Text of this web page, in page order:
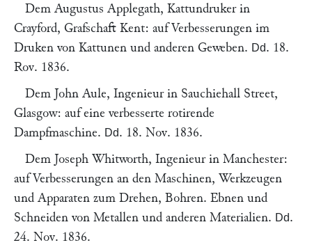
Dem Augustus Applegath, Kattundruker in
Crayford, Grafschaft Kent: auf Verbesserungen im
Druken von Kattunen und anderen Geweben. Dd. 18.
Rov. 1836.
Dem John Aule, Ingenieur in Sauchiehall Street,
Glasgow: auf eine verbesserte rotirende
Dampfmaschine. Dd. 18. Nov. 1836.
Dem Joseph Whitworth, Ingenieur in Manchester:
auf Verbesserungen an den Maschinen, Werkzeugen
und Apparaten zum Drehen, Bohren. Ebnen und
Schneiden von Metallen und anderen Materialien. Dd.
24. Nov. 1836.